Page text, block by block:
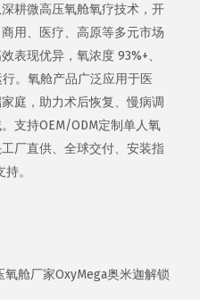
耕微高压氧舱氧疗技术，开
用、医疗、高原等多元市场
表现优异，氧浓度 93%+、
行。氧舱产品广泛应用于医
庭，助力术后恢复、慢病调
支持OEM/ODM定制单人氧
厂直供、全球交付、安装指
。
舱厂家OxyMega奥米迦解锁